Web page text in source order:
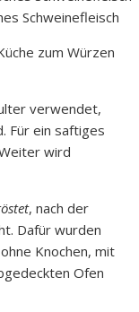
Schweinefleisch
zum Würzen
verwendet,
Für ein saftiges
wird
, nach der
Dafür wurden
Knochen, mit
Ofen